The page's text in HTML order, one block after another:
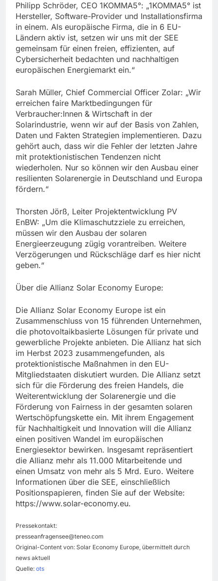
Philipp Schröder, CEO 1KOMMA5°: „1KOMMA5° ist
Hersteller, Software-Provider und Installationsfirma
in einem. Als europäische Firma, die in 6 EU-
Ländern aktiv ist, setzen wir uns mit der SEE
gemeinsam für einen freien, effizienten, auf
Cybersicherheit bedachten und nachhaltigen
europäischen Energiemarkt ein.“
Sarah Müller, Chief Commercial Officer Zolar: „Wir
erreichen faire Marktbedingungen für
Verbraucher:Innen & Wirtschaft in der
Solarindustrie, wenn wir auf der Basis von Zahlen,
Daten und Fakten Strategien implementieren. Dazu
gehört auch, dass wir die Fehler der letzten Jahre
mit protektionistischen Tendenzen nicht
wiederholen. Nur so können wir den Ausbau einer
resilienten Solarenergie in Deutschland und Europa
fördern.“
Thorsten Jörß, Leiter Projektentwicklung PV
EnBW: „Um die Klimaschutzziele zu erreichen,
müssen wir den Ausbau der solaren
Energieerzeugung zügig vorantreiben. Weitere
Verzögerungen und Rückschläge darf es hier nicht
geben.“
Über die Allianz Solar Economy Europe:
Die Allianz Solar Economy Europe ist ein
Zusammenschluss von 15 führenden Unternehmen,
die photovoltaikbasierte Lösungen für private und
gewerbliche Projekte anbieten. Die Allianz hat sich
im Herbst 2023 zusammengefunden, als
protektionistische Maßnahmen in den EU-
Mitgliedstaaten diskutiert wurden. Die Allianz setzt
sich für die Förderung des freien Handels, die
Weiterentwicklung der Solarenergie und die
Förderung von Fairness in der gesamten solaren
Wertschöpfungskette ein. Mit ihrem Engagement
für Nachhaltigkeit und Innovation will die Allianz
einen positiven Wandel im europäischen
Energiesektor bewirken. Insgesamt repräsentiert
die Allianz mehr als 11.000 Mitarbeitende und
einen Umsatz von mehr als 5 Mrd. Euro. Weitere
Informationen über die SEE, einschließlich
Positionspapieren, finden Sie auf der Website:
https://www.solar-economy.eu.
Pressekontakt:
presseanfragensee@teneo.com
Original-Content von: Solar Economy Europe, übermittelt durch
news aktuell
Quelle: ots